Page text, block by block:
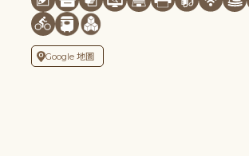
Google 地圖